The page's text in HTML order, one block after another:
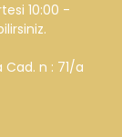
10:00 -
Cad. n : 71/a